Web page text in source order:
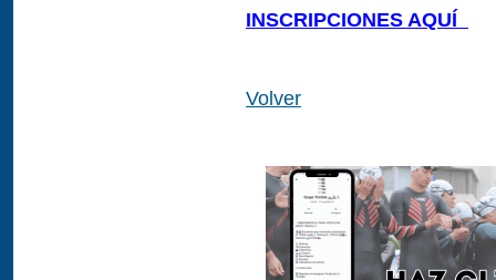
INSCRIPCIONES AQUÍ
Volver